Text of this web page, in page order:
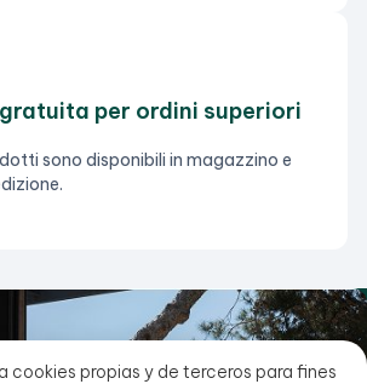
per ordini superiori
sono disponibili in magazzino e
cookies propias y de terceros para fines